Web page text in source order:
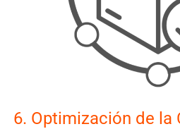
6. Optimización de la